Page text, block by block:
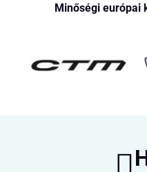
Minőségi európai